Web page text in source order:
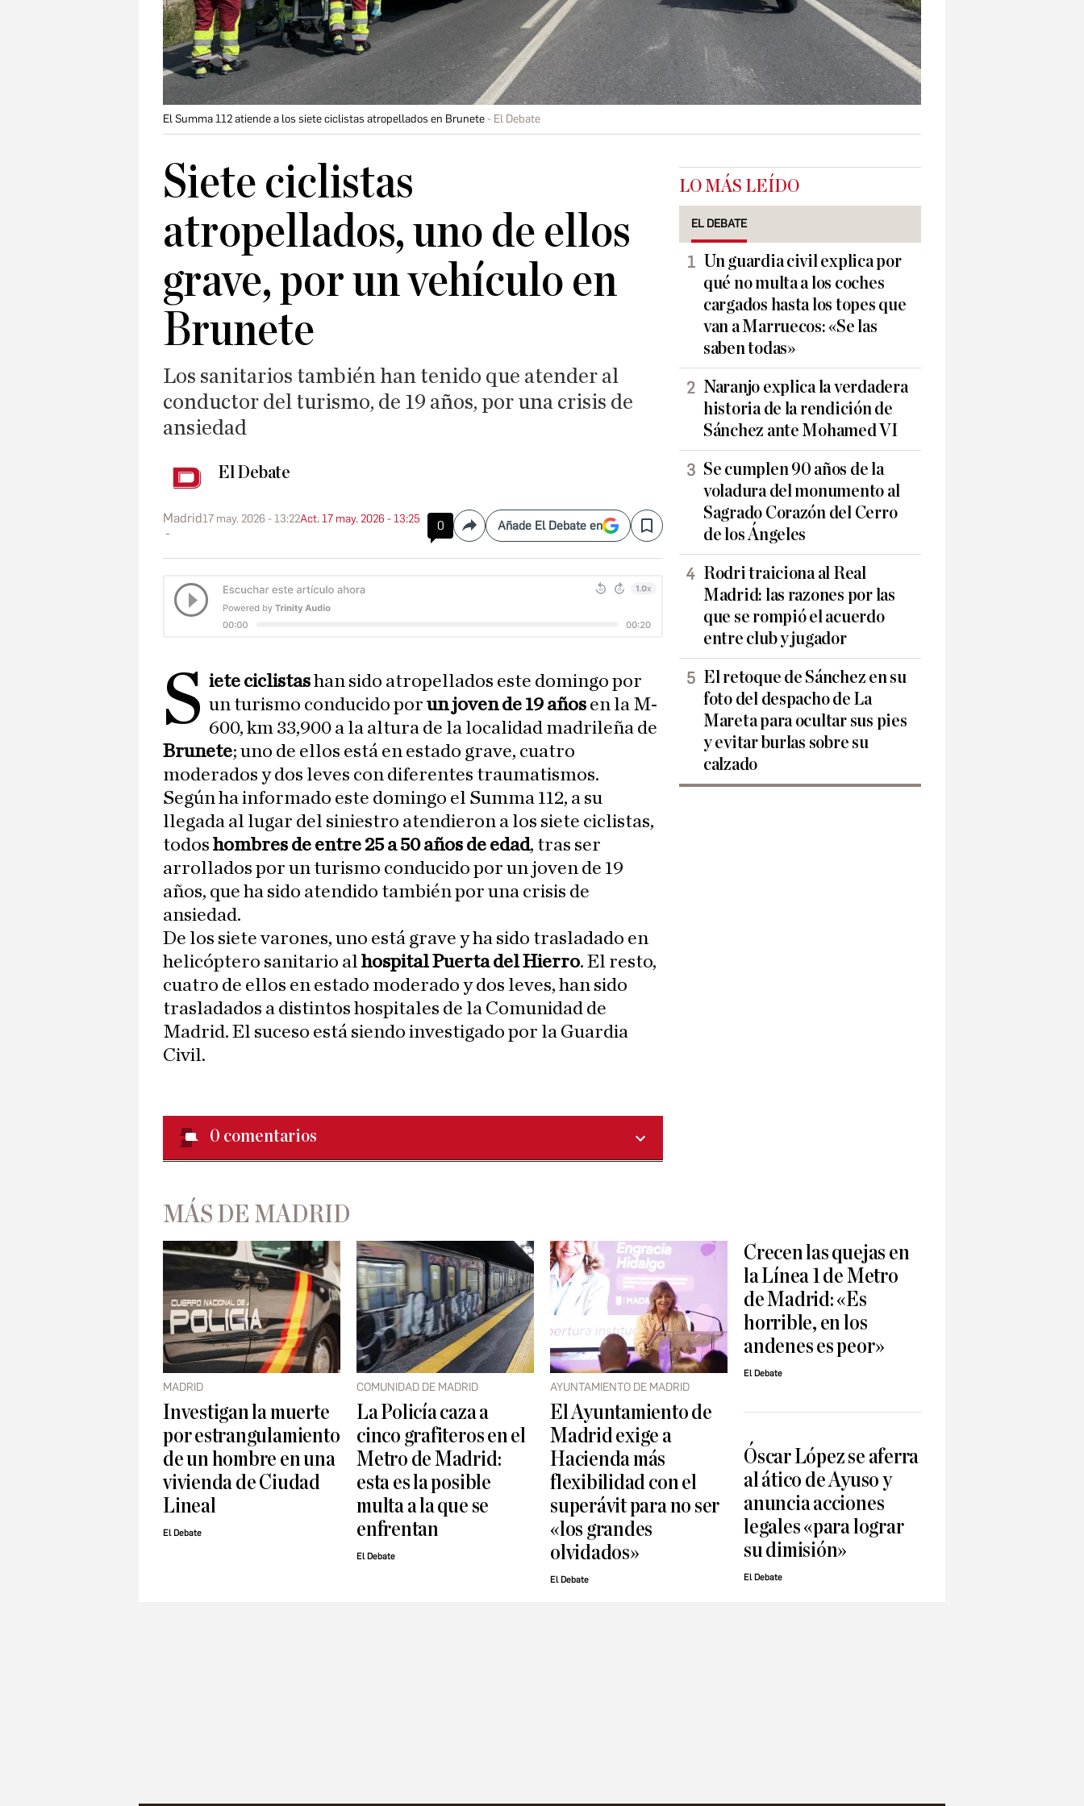
El Summa 112 atiende a los siete ciclistas atropellados en Brunete El Debate
Siete ciclistas
atropellados, uno de ellos
grave, por un vehículo en
Brunete
Los sanitarios también han tenido que atender al
conductor del turismo, de 19 años, por una crisis de
ansiedad
El Debate
Madrid17 may. 2026 - 13:22Act. 17 may. 2026 - 13:25 0 CompartirAñade El Debate en Save
S iete ciclistashan sido atropellados este domingo por
un turismo conducido porun joven de 19 años en la M-
600, km 33,900 a la altura de la localidad madrileña de
Brunete; uno de ellos está en estado grave, cuatro
moderados y dos leves con diferentes traumatismos.
Según ha informado este domingo el Summa 112, a su
llegada al lugar del siniestro atendieron a los siete ciclistas,
todos hombres de entre 25 a 50 años de edad, tras ser
arrollados por un turismo conducido por un joven de 19
años, que ha sido atendido también por una crisis de
ansiedad.
De los siete varones, uno está grave y ha sido trasladado en
helicóptero sanitario al hospital Puerta del Hierro. El resto,
cuatro de ellos en estado moderado y dos leves, han sido
trasladados a distintos hospitales de la Comunidad de
Madrid. El suceso está siendo investigado por la Guardia
Civil.
0 comentarios
LO MÁS LEÍDO
EL DEBATE
Un guardia civil explica por
qué no multa a los coches
cargados hasta los topes que
van a Marruecos: «Se las
saben todas»
Naranjo explica la verdadera
historia de la rendición de
Sánchez ante Mohamed VI
Se cumplen 90 años de la
voladura del monumento al
Sagrado Corazón del Cerro
de los Ángeles
Rodri traiciona al Real
Madrid: las razones por las
que se rompió el acuerdo
entre club y jugador
El retoque de Sánchez en su
foto del despacho de La
Mareta para ocultar sus pies
y evitar burlas sobre su
calzado
MÁS DE MADRID
MADRID
Investigan la muerte
por estrangulamiento
de un hombre en una
vivienda de Ciudad
Lineal
El Debate
COMUNIDAD DE MADRID
La Policía caza a
cinco grafiteros en el
Metro de Madrid:
esta es la posible
multa a la que se
enfrentan
El Debate
AYUNTAMIENTO DE MADRID
El Ayuntamiento de
Madrid exige a
Hacienda más
flexibilidad con el
superávit para no ser
«los grandes
olvidados»
El Debate
Crecen las quejas en
la Línea 1 de Metro
de Madrid: «Es
horrible, en los
andenes es peor»
El Debate
Óscar López se aferra
al ático de Ayuso y
anuncia acciones
legales «para lograr
su dimisión»
El Debate